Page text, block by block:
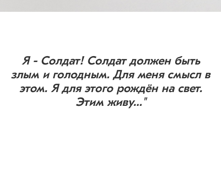
Я - Солдат! Солдат должен быть
злым и голодным. Для меня смысл в
этом. Я для этого рождён на свет.
Этим живу..."